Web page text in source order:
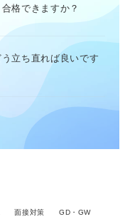
格できますか？
立ち直れば良いです
面接対策 GD・GW